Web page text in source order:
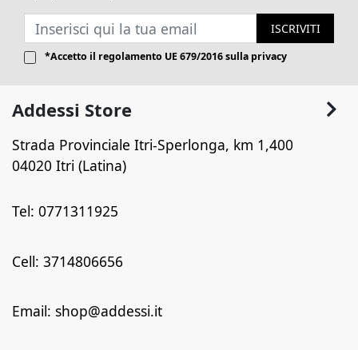
ISCRIVITI
*Accetto il regolamento UE 679/2016sulla privacy
Addessi Store
Strada Provinciale Itri-Sperlonga, km 1,400
04020 Itri (Latina)
Tel: 0771311925
Cell: 3714806656
Email: shop@addessi.it